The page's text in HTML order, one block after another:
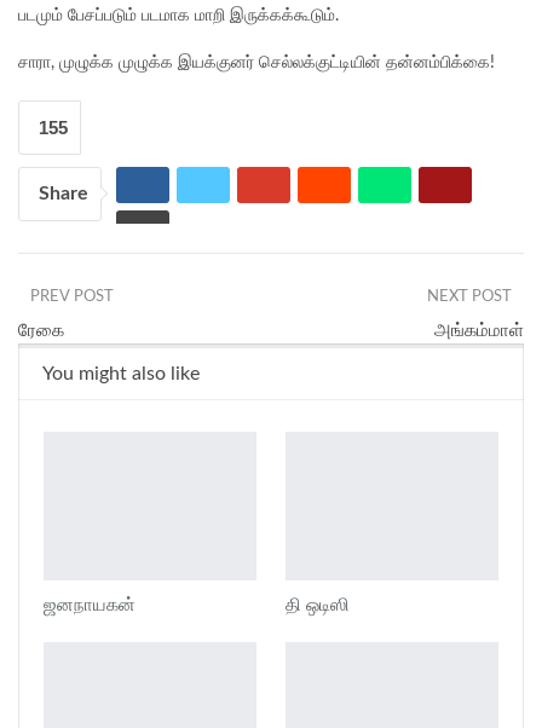
படமும் பேசப்படும் படமாக மாறி இருக்கக்கூடும்.
சாரா, முழுக்க முழுக்க இயக்குனர் செல்லக்குட்டியின் தன்னம்பிக்கை!
155
Share
PREV POST
ரேகை
NEXT POST
அங்கம்மாள்
You might also like
ஜனநாயகன் தி ஒடிஸி